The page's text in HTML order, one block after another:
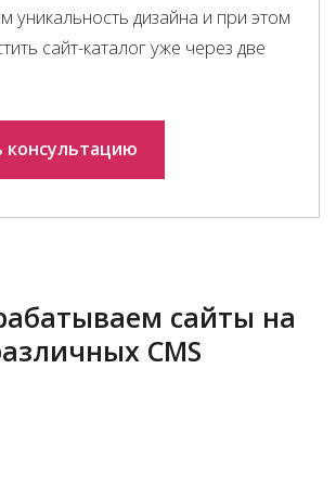
уникальность дизайна и при этом
сайт-каталог уже через две
консультацию
сайты на
CMS